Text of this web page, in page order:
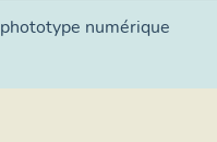
phototype numérique